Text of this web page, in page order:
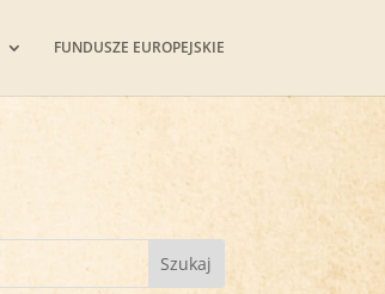
FUNDUSZE EUROPEJSKIE